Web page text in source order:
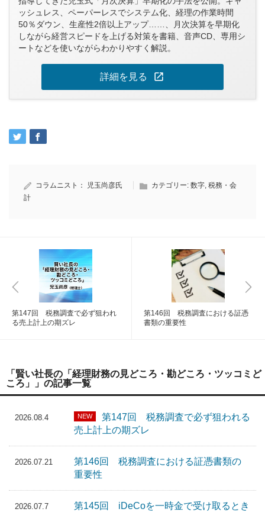
ッシュレス、ペーパーレスでシステム化、経理の作業時間
50％ダウン、生産性2倍以上アップ……、月次決算を早期化
しながら経営スピードを上げる対策を書籍、音声CD、専用シ
ートなどを使いながらわかりやすく解説。
詳細を見る open_in_new
コラムニスト： 児玉尚彦氏 カテゴリー: 数字, 税務・会
計
第147回 税務調査で必ず狙われ
る売上計上の期ズレ
第146回 税務調査における証憑
書類の重要性
「賢い社長の「経理財務の見どころ・勘どころ・ツッコミど
ころ」」の記事一覧
2026.08.4 NEW
第147回 税務調査で必ず狙われる
売上計上の期ズレ
2026.07.21
第146回 税務調査における証憑書類の
重要性
2026.07.7
第145回 iDeCoを一時金で受け取るとき